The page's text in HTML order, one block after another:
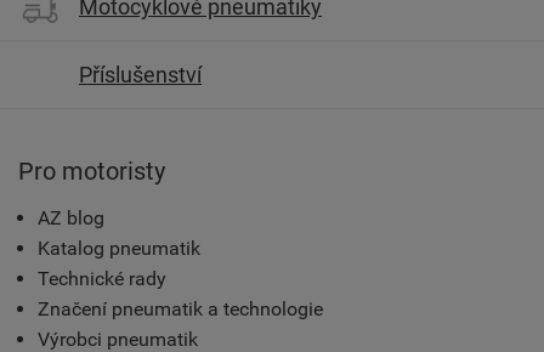
Motocyklové pneumatiky
Příslušenství
Pro motoristy
AZ blog
Katalog pneumatik
Technické rady
Značení pneumatik a technologie
Výrobci pneumatik